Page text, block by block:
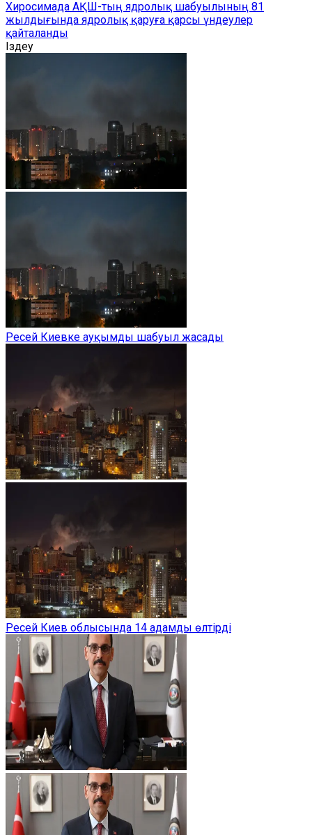
Хиросимада АҚШ-тың ядролық шабуылының 81
жылдығында ядролық қаруға қарсы үндеулер
қайталанды
Іздеу
Ресей Киевке ауқымды шабуыл жасады
Ресей Киев облысында 14 адамды өлтірді